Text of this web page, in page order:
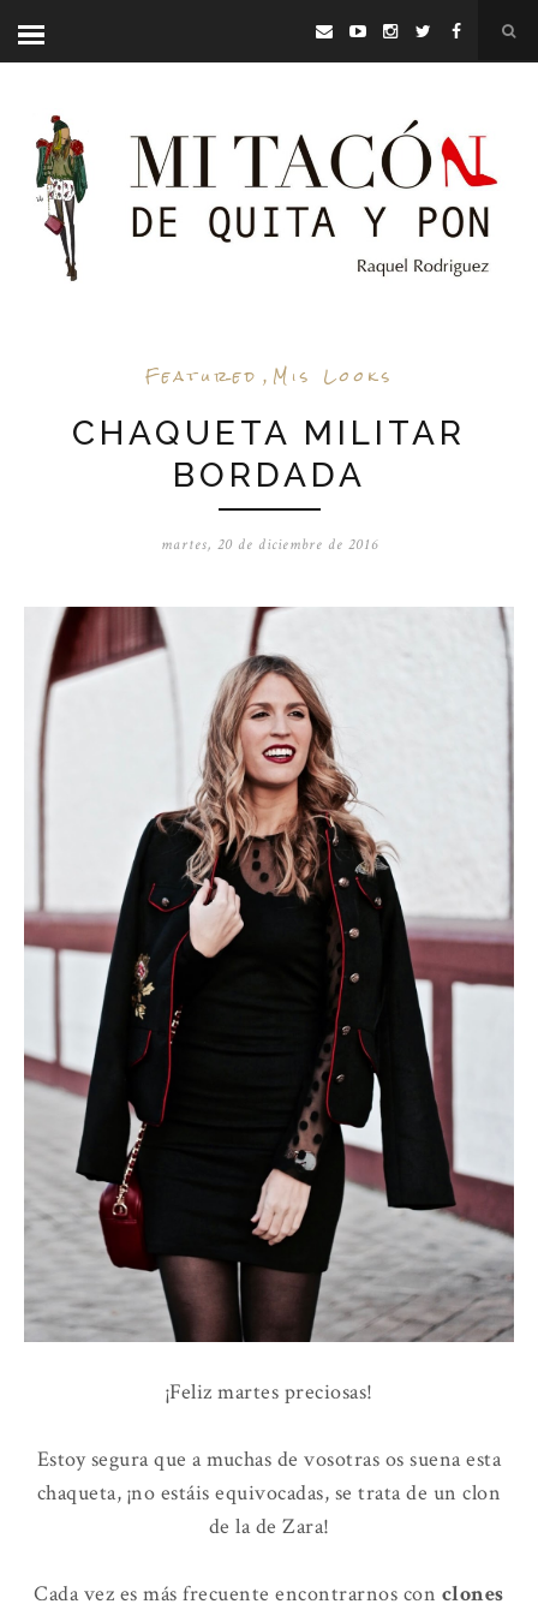
Featured , Mis Looks
CHAQUETA MILITAR
BORDADA
martes, 20 de diciembre de 2016
¡Feliz martes preciosas!
Estoy segura que a muchas de vosotras os suena esta
chaqueta, ¡no estáis equivocadas, se trata de un clon
de la de Zara!
Cada vez es más frecuente encontrarnos con clones